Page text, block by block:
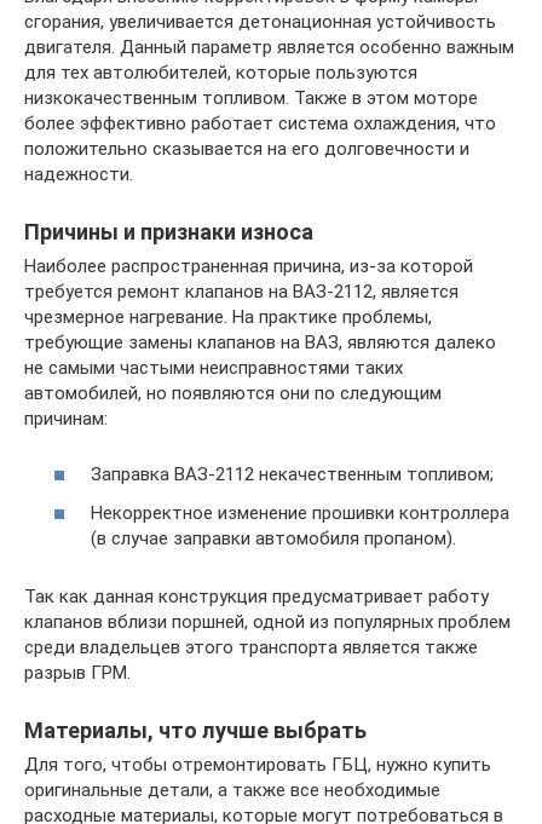
сгорания, увеличивается детонационная устойчивость
двигателя. Данный параметр является особенно важным
для тех автолюбителей, которые пользуются
низкокачественным топливом. Также в этом моторе
более эффективно работает система охлаждения, что
положительно сказывается на его долговечности и
надежности.
Причины и признаки износа
Наиболее распространенная причина, из-за которой
требуется ремонт клапанов на ВАЗ-2112, является
чрезмерное нагревание. На практике проблемы,
требующие замены клапанов на ВАЗ, являются далеко
не самыми частыми неисправностями таких
автомобилей, но появляются они по следующим
причинам:
Заправка ВАЗ-2112 некачественным топливом;
Некорректное изменение прошивки контроллера
(в случае заправки автомобиля пропаном).
Так как данная конструкция предусматривает работу
клапанов вблизи поршней, одной из популярных проблем
среди владельцев этого транспорта является также
разрыв ГРМ.
Материалы, что лучше выбрать
Для того, чтобы отремонтировать ГБЦ, нужно купить
оригинальные детали, а также все необходимые
расходные материалы, которые могут потребоваться в